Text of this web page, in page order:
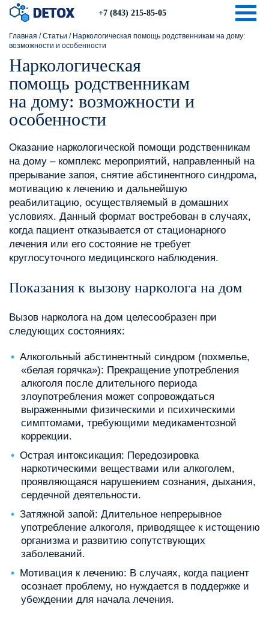
+7 (843) 215-85-05
Главная /Статьи / Наркологическая помощь родственникам на дому:
возможности и особенности
Наркологическая
помощь родственникам
на дому: возможности и
особенности
Оказание наркологической помощи родственникам
на дому – комплекс мероприятий, направленный на
прерывание запоя, снятие абстинентного синдрома,
мотивацию к лечению и дальнейшую
реабилитацию, осуществляемый в домашних
условиях. Данный формат востребован в случаях,
когда пациент отказывается от стационарного
лечения или его состояние не требует
круглосуточного медицинского наблюдения.
Показания к вызову нарколога на дом
Вызов нарколога на дом целесообразен при
следующих состояниях:
Алкогольный абстинентный синдром (похмелье,
«белая горячка»): Прекращение употребления
алкоголя после длительного периода
злоупотребления может сопровождаться
выраженными физическими и психическими
симптомами, требующими медикаментозной
коррекции.
Острая интоксикация: Передозировка
наркотическими веществами или алкоголем,
проявляющаяся нарушением сознания, дыхания,
сердечной деятельности.
Затяжной запой: Длительное непрерывное
употребление алкоголя, приводящее к истощению
организма и развитию сопутствующих
заболеваний.
Мотивация к лечению: В случаях, когда пациент
осознает проблему, но нуждается в поддержке и
убеждении для начала лечения.